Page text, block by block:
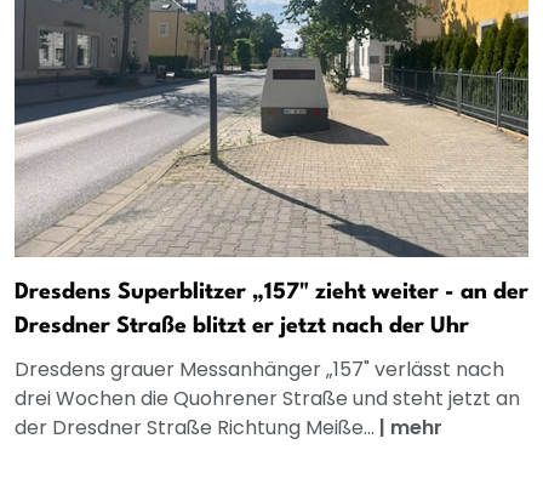
Dresdens Superblitzer „157" zieht weiter - an der
Dresdner Straße blitzt er jetzt nach der Uhr
Dresdens grauer Messanhänger „157" verlässt nach
drei Wochen die Quohrener Straße und steht jetzt an
der Dresdner Straße Richtung Meiße... | mehr